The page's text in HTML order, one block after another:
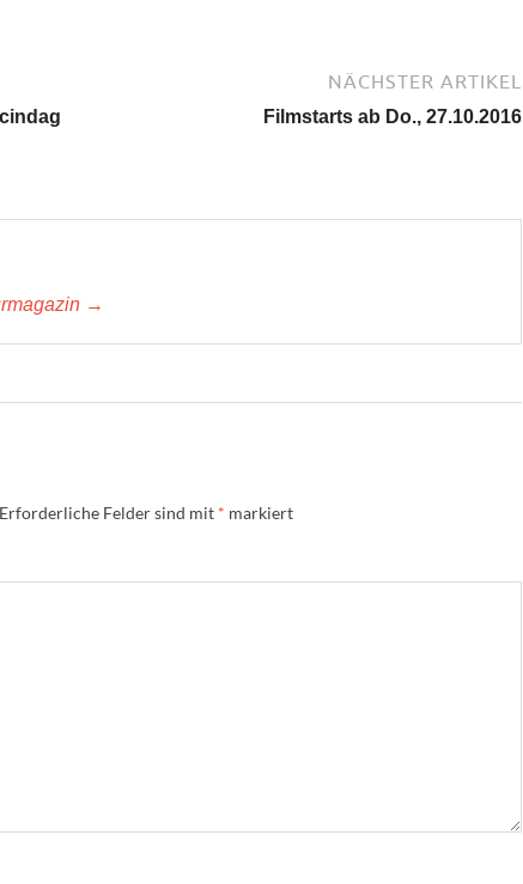
NÄCHSTER ARTIKEL
Filmstarts ab Do., 27.10.2016
→
Erforderliche Felder sind mit * markiert